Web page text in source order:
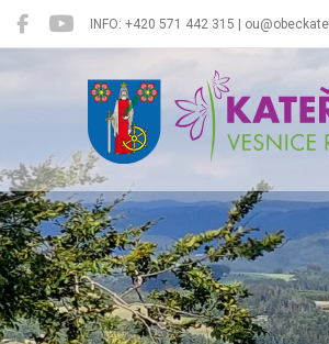
INFO: +420 571 442 315 |
Kateřinice